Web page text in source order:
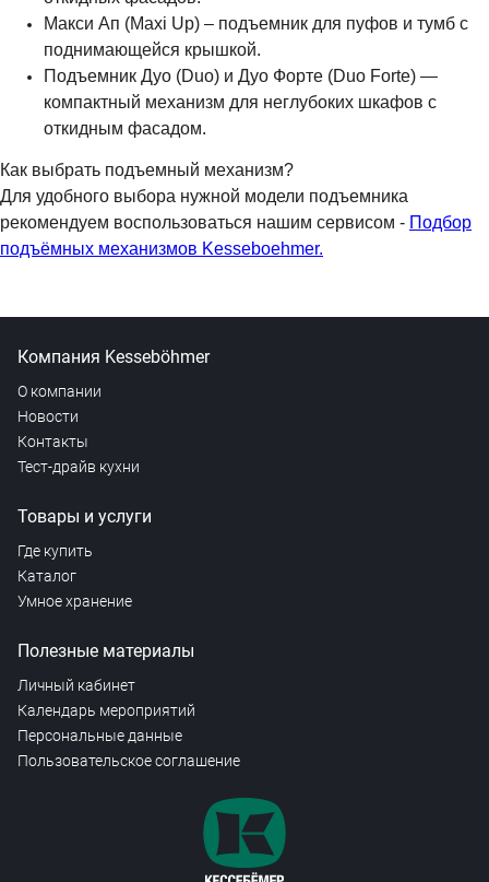
Макси Ап (Maxi Up) – подъемник для пуфов и тумб с
поднимающейся крышкой.
Подъемник Дуо (Duo) и Дуо Форте (Duo Forte) —
компактный механизм для неглубоких шкафов с
откидным фасадом.
Как выбрать подъемный механизм?
Для удобного выбора нужной модели подъемника
рекомендуем воспользоваться нашим сервисом - Подбор
подъёмных механизмов Kesseboehmer.
Компания Kesseböhmer
О компании
Новости
Контакты
Тест-драйв кухни
Товары и услуги
Где купить
Каталог
Умное хранение
Полезные материалы
Личный кабинет
Календарь мероприятий
Персональные данные
Пользовательское соглашение